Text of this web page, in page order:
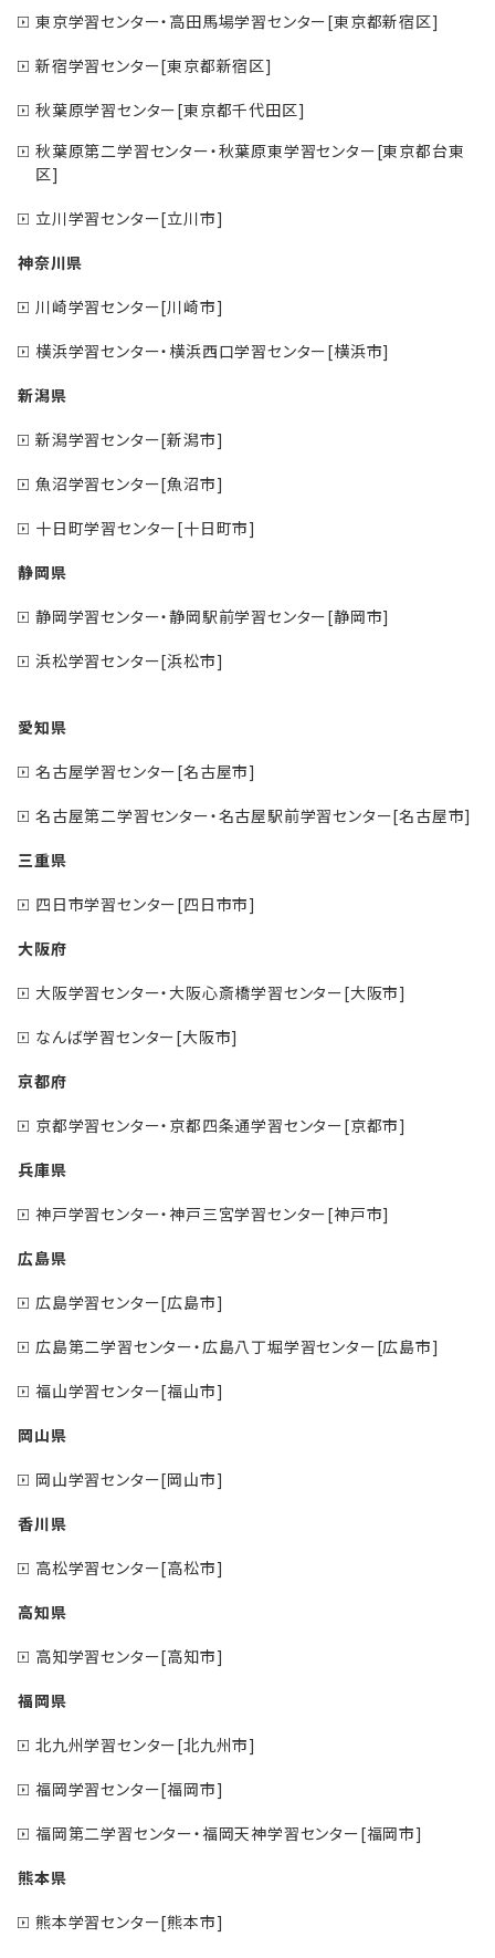
東京学習センター・高田馬場学習センター[東京都新宿区]
新宿学習センター[東京都新宿区]
秋葉原学習センター[東京都千代田区]
秋葉原第二学習センター・秋葉原東学習センター[東京都台東
区]
立川学習センター[立川市]
神奈川県
川崎学習センター[川崎市]
横浜学習センター・横浜西口学習センター[横浜市]
新潟県
新潟学習センター[新潟市]
魚沼学習センター[魚沼市]
十日町学習センター[十日町市]
静岡県
静岡学習センター・静岡駅前学習センター[静岡市]
浜松学習センター[浜松市]
愛知県
名古屋学習センター[名古屋市]
名古屋第二学習センター・名古屋駅前学習センター[名古屋市]
三重県
四日市学習センター[四日市市]
大阪府
大阪学習センター・大阪心斎橋学習センター[大阪市]
なんば学習センター[大阪市]
京都府
京都学習センター・京都四条通学習センター[京都市]
兵庫県
神戸学習センター・神戸三宮学習センター[神戸市]
広島県
広島学習センター[広島市]
広島第二学習センター・広島八丁堀学習センター[広島市]
福山学習センター[福山市]
岡山県
岡山学習センター[岡山市]
香川県
高松学習センター[高松市]
高知県
高知学習センター[高知市]
福岡県
北九州学習センター[北九州市]
福岡学習センター[福岡市]
福岡第二学習センター・福岡天神学習センター[福岡市]
熊本県
熊本学習センター[熊本市]